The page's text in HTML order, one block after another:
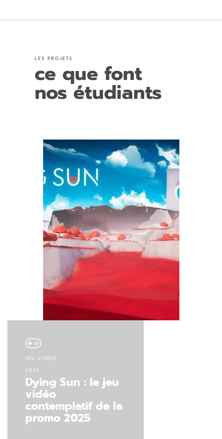
r
LES PROJETS
ce que font
nos étudiants
JEU VIDÉO
2025
Dying Sun : le jeu
vidéo
contemplatif de la
promo 2025